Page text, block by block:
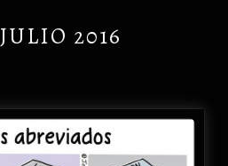
JULIO 2016